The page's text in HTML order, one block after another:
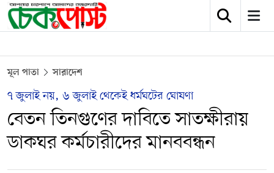
মূল পাতা সারাদেশ
৭ জুলাই নয়, ৬ জুলাই থেকেই ধর্মঘটের ঘোষণা
বেতন তিনগুণের দাবিতে সাতক্ষীরায়
ডাকঘর কর্মচারীদের মানববন্ধন